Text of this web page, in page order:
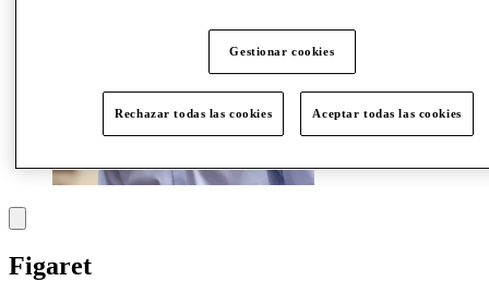
Figaret
Gestionar cookies
Rechazar todas las cookies Aceptar todas las cookies